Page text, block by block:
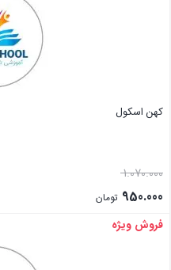
کهن اسکول
1.070.000
950.000 تومان
بستن
فروش ویژه